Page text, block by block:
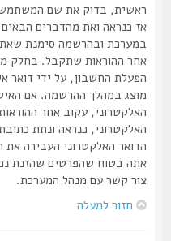
ראשית, בדוק את שם המשתמש
אחר ההוראות שתקבל. בחלק
הפעלת החשבון, על ידי דואר
מוצג במהלך ההרשמה. אם האישור
האלקטרוני, עקוב אחר ההוראות.
האלקטרוני, כנראה ונתת כתובת
הדואר האלקטרוני העבירה את
אתה בטוח שהפרטים שהזנת נכונים
צור קשר עם מנהל המערכת.
חזור למעלה